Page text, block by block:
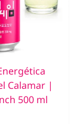
Calamar |
500 ml